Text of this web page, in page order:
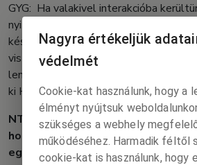
GYG: Ha valakivel interakcióba
nyitott és érdeklődő volt, ha szükség
készségesek voltak. Pozitív volt a
viszont rá, hogy a mediális
lendíteni. Kiraktunk ugyan plakátokat,
ki Helemba weboldalára, nyilván
NTA: Nagyon sokan voltak a
hogy érdeklődnek az esemény
egyébként hol zajlott a tábor?
Nagyra értékeljük
védelmét
Cookie-kat használunk, hogy a
élményt nyújtsuk
szükséges a webhely
működéséhez. Harmadik féltől
cookie-kat is használunk, hogy